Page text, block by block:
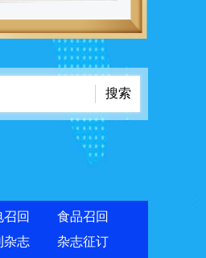
召回
食品召回
杂志
杂志征订